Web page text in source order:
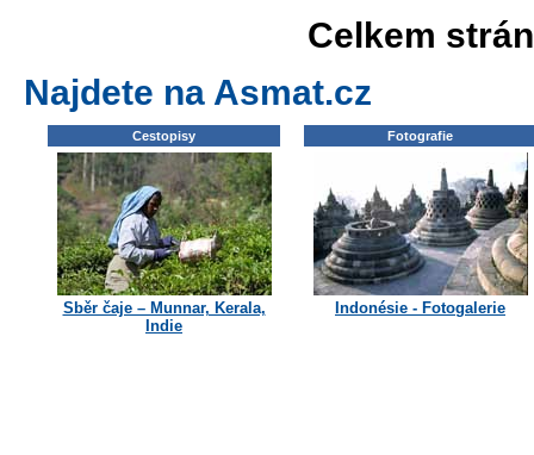
Celkem
Najdete na Asmat.cz
Cestopisy
Sběr čaje – Munnar, Kerala,
Indie
Fotografie
Indonésie - Fotogalerie